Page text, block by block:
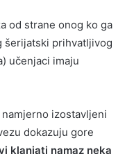
od strane onog ko ga
šerijatski prihvatljivog
učenjaci imaju
izostavljeni
dokazuju gore
klanjati namaz neka